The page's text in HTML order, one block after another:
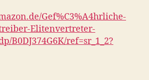
Gef%C3%A4hrliche-
Elitenvertreter-
B0DJ374G6K/ref=sr_1_2?